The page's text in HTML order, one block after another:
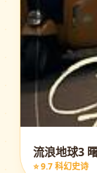
流浪地球3
⭐ 9.7 科幻史诗